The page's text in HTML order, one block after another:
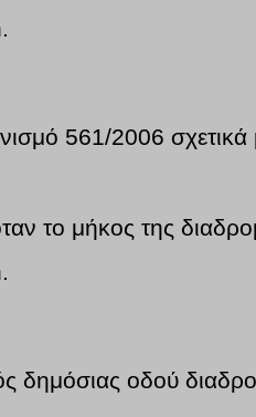
561/2006
το μήκος της
δημόσιας οδού